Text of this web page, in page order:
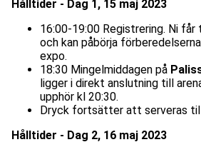
Hålltider - Dag 1, 15 maj 2023
16:00-19:00 Registrering. Ni
och kan påbörja
expo.
18:30 Mingelmiddagen på
ligger i direkt anslutning till
upphör kl 20:30.
Dryck fortsätter att serveras
Hålltider - Dag 2, 16 maj 2023